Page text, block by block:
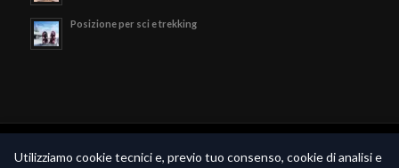
Posizione per sci e trekking
Realizzato daPiramedia.it
Utilizziamo cookie tecnici e, previo tuo consenso, cookie di analisi e